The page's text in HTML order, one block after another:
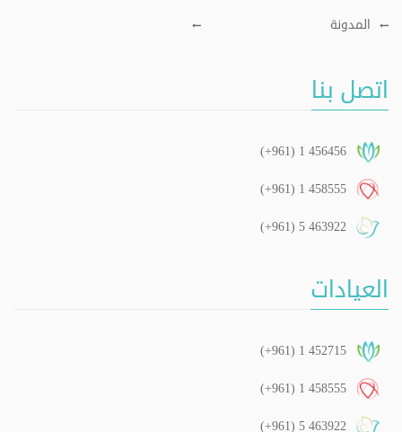
المدونة
اتصل بنا
(+961) 1 456456
(+961) 1 458555
(+961) 5 463922
العيادات
(+961) 1 452715
(+961) 1 458555
(+961) 5 463922